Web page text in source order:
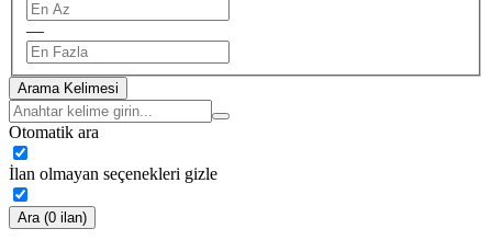
—
Arama Kelimesi
Otomatik ara
İlan olmayan seçenekleri gizle
Ara (0 ilan)